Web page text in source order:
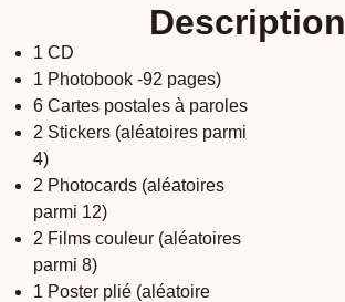
Description
1 CD
1 Photobook -92 pages)
6 Cartes postales à paroles
2 Stickers (aléatoires parmi
4)
2 Photocards (aléatoires
parmi 12)
2 Films couleur (aléatoires
parmi 8)
1 Poster plié (aléatoire